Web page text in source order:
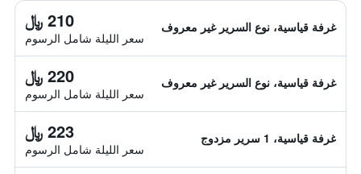
غرفة قياسية، نوع السرير غير معروف 210 ﷼
سعر الليلة شامل الرسوم
غرفة قياسية، نوع السرير غير معروف 220 ﷼
سعر الليلة شامل الرسوم
غرفة قياسية، 1 سرير مزدوج 223 ﷼
سعر الليلة شامل الرسوم